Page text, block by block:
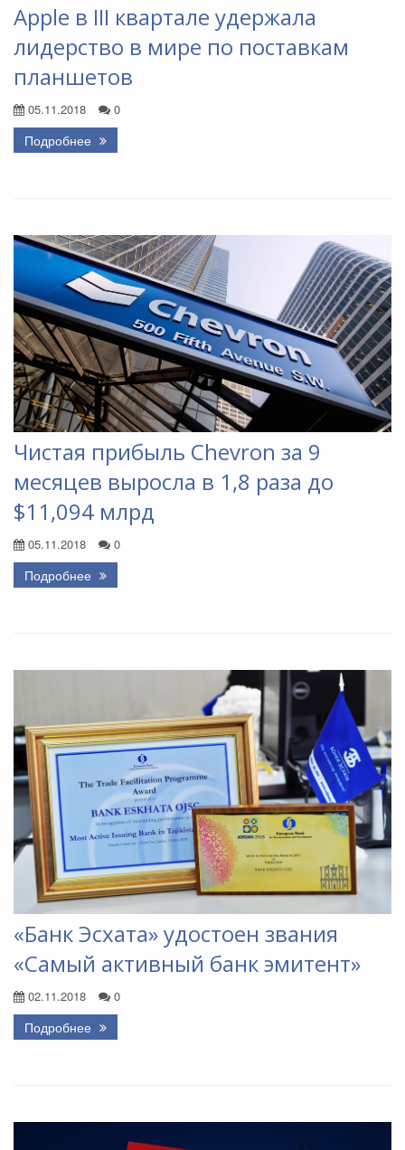
Apple в III квартале удержала
лидерство в мире по поставкам
планшетов
05.11.2018 0
Подробнее
Чистая прибыль Chevron за 9
месяцев выросла в 1,8 раза до
$11,094 млрд
05.11.2018 0
Подробнее
«Банк Эсхата» удостоен звания
«Самый активный банк эмитент»
02.11.2018 0
Подробнее